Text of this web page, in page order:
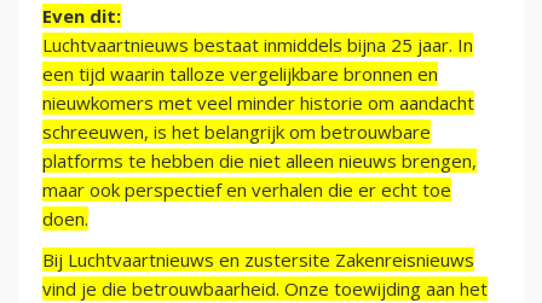
Even dit:
Luchtvaartnieuws bestaat inmiddels bijna 25 jaar. In
een tijd waarin talloze vergelijkbare bronnen en
nieuwkomers met veel minder historie om aandacht
schreeuwen, is het belangrijk om betrouwbare
platforms te hebben die niet alleen nieuws brengen,
maar ook perspectief en verhalen die er echt toe
doen.
Bij Luchtvaartnieuws en zustersite Zakenreisnieuws
vind je die betrouwbaarheid. Onze toewijding aan het